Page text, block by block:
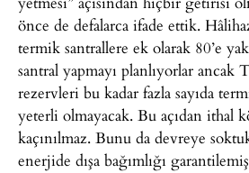
önce de defalarca ifade ettik.
termik santrallere ek olarak 80’e
santral yapmayı planlıyorlar
rezervleri bu kadar fazla sayıda
yeterli olmayacak. Bu açıdan ithal
kaçınılmaz. Bunu da devreye
enerjide dışa bağımlığı